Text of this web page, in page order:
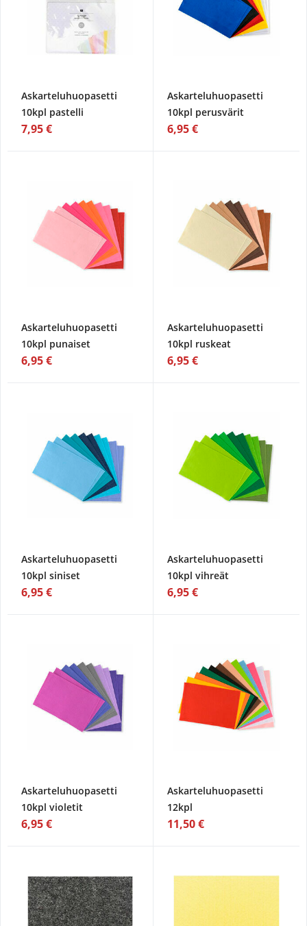
Askarteluhuopasetti
10kpl pastelli
7,95 €
Askarteluhuopasetti
10kpl perusvärit
6,95 €
Askarteluhuopasetti
10kpl punaiset
6,95 €
Askarteluhuopasetti
10kpl ruskeat
6,95 €
Askarteluhuopasetti
10kpl siniset
6,95 €
Askarteluhuopasetti
10kpl vihreät
6,95 €
Askarteluhuopasetti
10kpl violetit
6,95 €
Askarteluhuopasetti
12kpl
11,50 €